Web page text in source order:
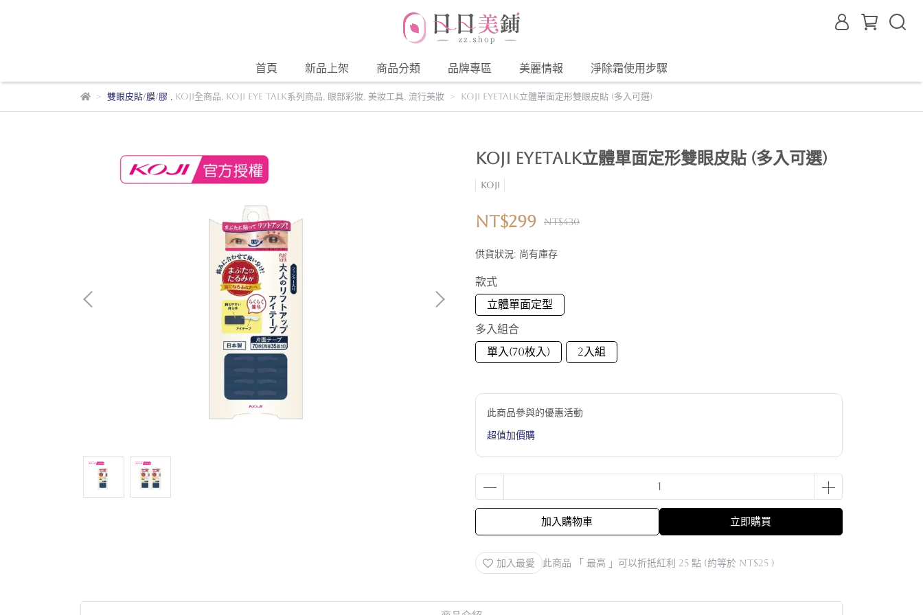
首頁 新品上架 商品分類 品牌專區 美麗情報 淨除霜使用步驟
雙眼皮貼/膜/膠, KOJI全商品, KOJI EYE TALK系列商品, 眼部彩妝, 美妝工具, 流行美妝 KOJI EYETALK立體單面定形雙眼皮貼 (多入可選)
KOJI EYETALK立體單面定形雙眼皮貼 (多入可選)
KOJI
NT$299 NT$430
供貨狀況: 尚有庫存
款式
立體單面定型
多入組合
單入(70枚入)
2入組
此商品參與的優惠活動
超值加價購
加入購物車 立即購買
加入最愛 此商品 「 最高 」可以折抵紅利 25 點 (約等於 NT$25 )